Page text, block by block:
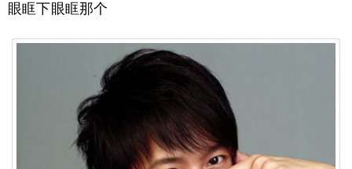
眼眶下眼眶那个